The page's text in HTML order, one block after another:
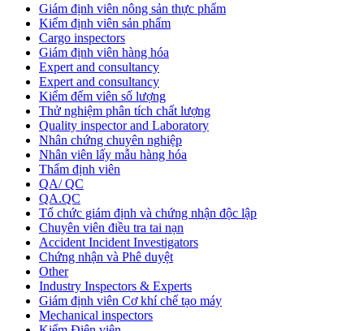
Giám định viên nông sản thực phẩm
Kiểm định viên sản phẩm
Cargo inspectors
Giám định viên hàng hóa
Expert and consultancy
Expert and consultancy
Kiểm đếm viên số lượng
Thử nghiệm phân tích chất lượng
Quality inspector and Laboratory
Nhân chứng chuyên nghiệp
Nhân viên lấy mẫu hàng hóa
Thẩm định viên
QA/ QC
QA.QC
Tổ chức giám định và chứng nhận độc lập
Chuyên viên điều tra tai nạn
Accident Incident Investigators
Chứng nhận và Phê duyệt
Other
Industry Inspectors & Experts
Giám định viên Cơ khí chế tạo máy
Mechanical inspectors